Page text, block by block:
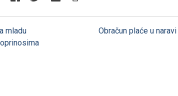
mladu
Obračun plaće u naravi